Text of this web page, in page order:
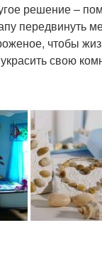
решение –
передвинуть
чтобы
свою